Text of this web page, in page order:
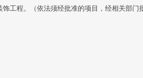
工程。（依法须经批准的项目，经相关部门